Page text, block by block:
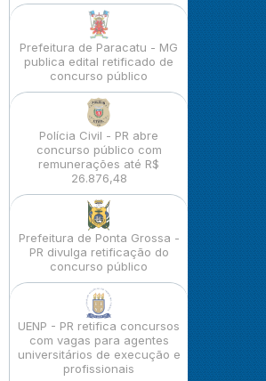
Prefeitura de Paracatu - MG
publica edital retificado de
concurso público
Polícia Civil - PR abre
concurso público com
remunerações até R$
26.876,48
Prefeitura de Ponta Grossa -
PR divulga retificação do
concurso público
UENP - PR retifica concursos
com vagas para agentes
universitários de execução e
profissionais